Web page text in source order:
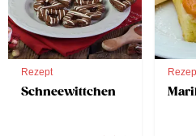
Rezept
Schneewittchen